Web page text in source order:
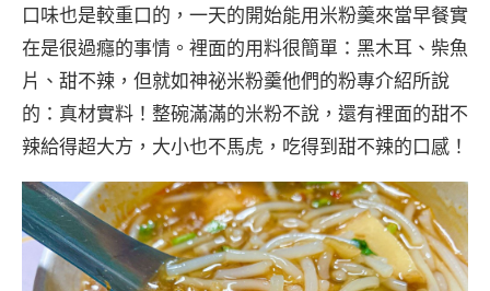
口味也是較重口的，一天的開始能用米粉羹來當早餐實
在是很過癮的事情。裡面的用料很簡單：黑木耳、柴魚
片、甜不辣，但就如神祕米粉羹他們的粉專介紹所說
的：真材實料！整碗滿滿的米粉不說，還有裡面的甜不
辣給得超大方，大小也不馬虎，吃得到甜不辣的口感！